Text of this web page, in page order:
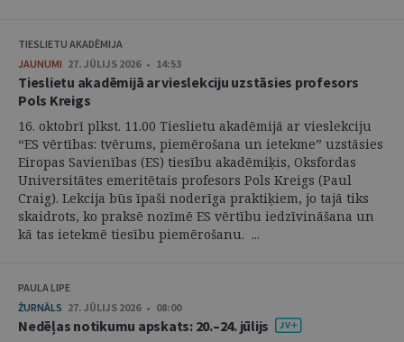
TIESLIETU AKADĒMIJA
JAUNUMI 27. JŪLIJS 2026 • 14:53
Tieslietu akadēmijā ar vieslekciju uzstāsies profesors
Pols Kreigs
16. oktobrī plkst. 11.00 Tieslietu akadēmijā ar vieslekciju
“ES vērtības: tvērums, piemērošana un ietekme” uzstāsies
Eiropas Savienības (ES) tiesību akadēmiķis, Oksfordas
Universitātes emeritētais profesors Pols Kreigs (Paul
Craig). Lekcija būs īpaši noderīga praktiķiem, jo tajā tiks
skaidrots, ko praksē nozīmē ES vērtību iedzīvināšana un
kā tas ietekmē tiesību piemērošanu. ...
PAULA LIPE
ŽURNĀLS 27. JŪLIJS 2026 • 08:00
Nedēļas notikumu apskats: 20.–24. jūlijs